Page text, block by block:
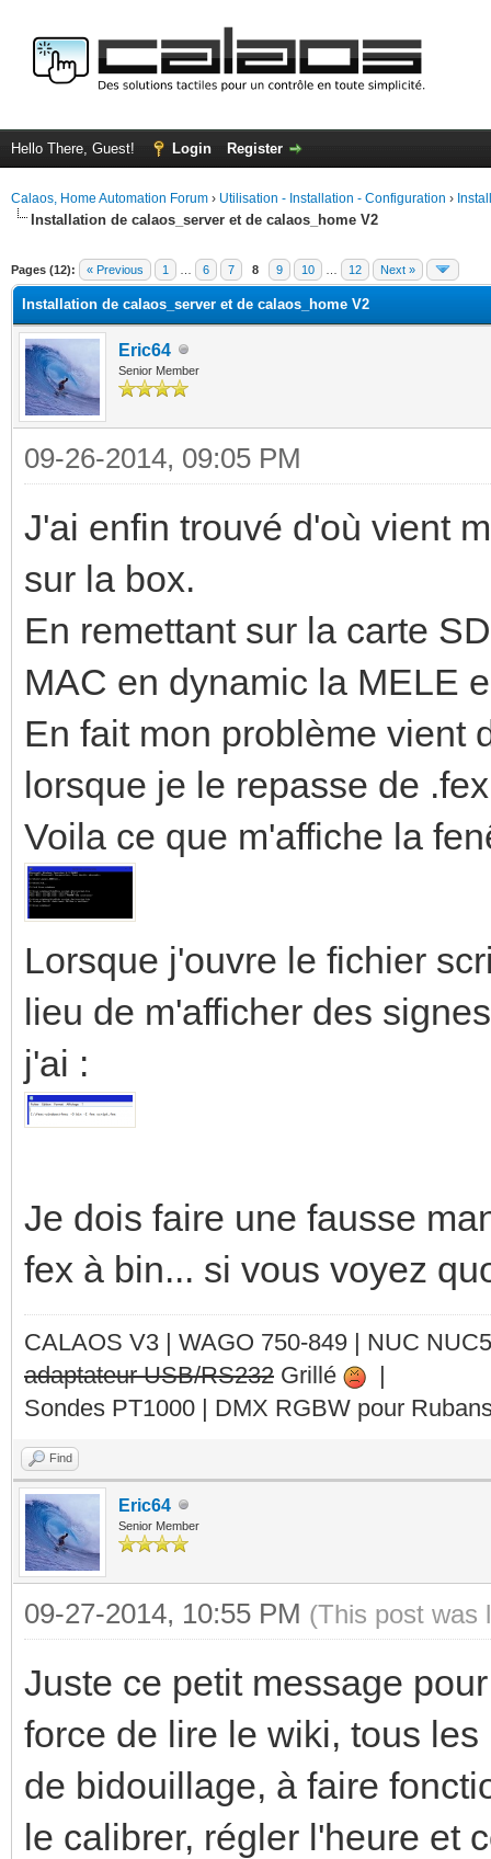
Hello There, Guest! Login Register
Calaos, Home Automation Forum › Utilisation - Installation - Configuration ›
Installation de calaos_server et de calaos_home V2
Pages (12): « Previous 1 6 7 8 9 10 12 Next »
Installation de calaos_server et de calaos_home V2
Eric64
Senior Member
09-26-2014, 09:05 PM
J'ai enfin trouvé d'où vient
sur la box.
En remettant sur la carte
MAC en dynamic la MELE
En fait mon problème vient
lorsque je le repasse de
Voila ce que m'affiche la
Lorsque j'ouvre le fichier
lieu de m'afficher des
j'ai :
Je dois faire une fausse
fex à bin... si vous voyez
CALAOS V3 | WAGO 750-849 | NUC
adaptateur USB/RS232 Grillé
|
Sondes PT1000 | DMX RGBW pour
Find
Eric64
Senior Member
09-27-2014, 10:55 PM (This post was
Juste ce petit message
force de lire le wiki, tous
de bidouillage, à faire
le calibrer, régler l'heure et